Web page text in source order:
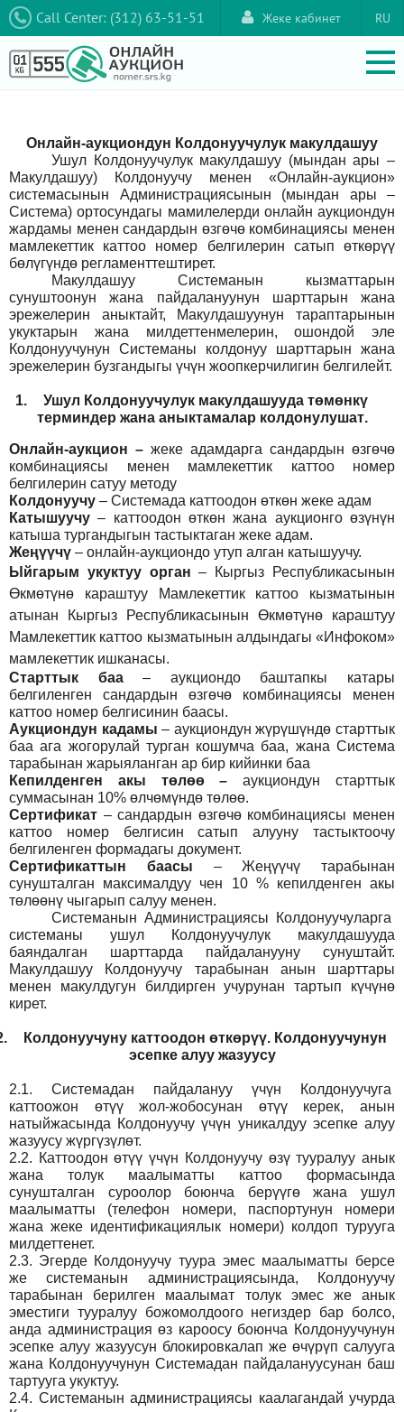
Call Center: (312) 63-51-51 RU
Жеке кабинет
Онлайн-аукциондун Колдонуучулук макулдашуу
Ушул Колдонуучулук макулдашуу (мындан ары –
Макулдашуу) Колдонуучу менен «Онлайн-аукцион»
системасынын Администрациясынын (мындан ары –
Система) ортосундагы мамилелерди онлайн аукциондун
жардамы менен сандардын өзгөчө комбинациясы менен
мамлекеттик каттоо номер белгилерин сатып өткөрүү
бөлүгүндө регламенттештирет.
Макулдашуу Системанын кызматтарын
сунуштоонун жана пайдалануунун шарттарын жана
эрежелерин аныктайт, Макулдашуунун тараптарынын
укуктарын жана милдеттенмелерин, ошондой эле
Колдонуучунун Системаны колдонуу шарттарын жана
эрежелерин бузгандыгы үчүн жоопкерчилигин белгилейт.
1.
Ушул Колдонуучулук макулдашууда төмөнкү
терминдер жана аныктамалар колдонулушат.
Онлайн-аукцион – жеке адамдарга сандардын өзгөчө
комбинациясы менен мамлекеттик каттоо номер
белгилерин сатуу методу
Колдонуучу – Системада каттоодон өткөн жеке адам
Катышуучу – каттоодон өткөн жана аукционго өзүнүн
катыша тургандыгын тастыктаган жеке адам.
Жеңүүчү – онлайн-аукциондо утуп алган катышуучу.
Ыйгарым укуктуу орган –
Кыргыз Республикасынын
Өкмөтүнө караштуу Мамлекеттик каттоо кызматынын
атынан Кыргыз Республикасынын Өкмөтүнө караштуу
Мамлекеттик каттоо кызматынын алдындагы «Инфоком»
мамлекеттик ишканасы.
Старттык баа– аукциондо баштапкы катары
белгиленген сандардын өзгөчө комбинациясы менен
каттоо номер белгисинин баасы.
Аукциондун кадамы – аукциондун жүрүшүндө старттык
баа ага жогорулай турган кошумча баа, жана Система
тарабынан жарыяланган ар бир кийинки баа
Кепилденген акы төлөө
–аукциондун старттык
суммасынан 10% өлчөмүндө төлөө.
Сертификат – сандардын өзгөчө комбинациясы менен
каттоо номер белгисин сатып алууну тастыктоочу
белгиленген формадагы документ.
Сертификаттын баасы – Жеңүүчү тарабынан
сунушталган максималдуу чен 10 % кепилденген акы
төлөөнү чыгарып салуу менен.
СистеманынАдминистрациясы Колдонуучуларга
системаны ушул Колдонуучулук макулдашууда
баяндалган шарттарда пайдаланууну сунуштайт.
Макулдашуу Колдонуучу тарабынан анын шарттары
менен макулдугун билдирген учурунан тартып күчүнө
кирет.
Колдонуучуну каттоодон өткөрүү. Колдонуучунун
эсепке алуу жазуусу
2.1.
Системадан пайдалануу үчүн Колдонуучуга
каттоожон өтүү жол-жобосунан өтүү керек, анын
натыйжасында Колдонуучу үчүн уникалдуу эсепке алуу
жазуусу жүргүзүлөт.
2.2. Каттоодон өтүү үчүн Колдонуучу өзү тууралуу анык
жана толук маалыматты каттоо формасында
сунушталган суроолор боюнча берүүгө жана ушул
маалыматты (телефон номери, паспортунун номери
жана жеке идентификациялык номери) колдоп турууга
милдеттенет.
2.3. Эгерде Колдонуучу туура эмес маалыматты берсе
же системанын администрациясында, Колдонуучу
тарабынан берилген маалымат толук эмес же анык
эместиги тууралуу божомолдоого негиздер бар болсо,
анда администрация өз кароосу боюнча Колдонуучунун
эсепке алуу жазуусун блокировкалап же өчүрүп салууга
жана Колдонуучунун Системадан пайдалануусунан баш
тартууга укуктуу.
2.4. Системанын администрациясы каалагандай учурда